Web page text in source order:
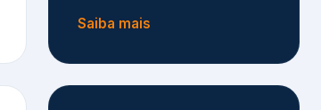
Índices, Ratings e
Avaliação ESG